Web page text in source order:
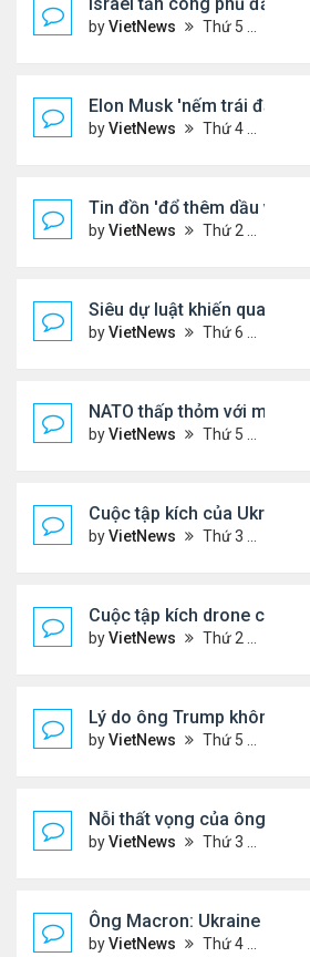
byVietNews Thứ 5 Tháng 6 12, 2025 5:28 pm
Elon Musk 'nếm trái đắng'
byVietNews Thứ 4 Tháng 6 11, 2025 5:53 pm
Tin đồn 'đổ thêm dầu vào
byVietNews Thứ 2 Tháng 6 09, 2025 5:54 pm
Siêu dự luật khiến quan hệ
byVietNews Thứ 6 Tháng 6 06, 2025 4:57 pm
NATO thấp thỏm với mối
byVietNews Thứ 5 Tháng 6 05, 2025 5:51 pm
Cuộc tập kích của Ukraine
byVietNews Thứ 3 Tháng 6 03, 2025 5:55 pm
Cuộc tập kích drone có
byVietNews Thứ 2 Tháng 6 02, 2025 5:41 pm
Lý do ông Trump không
byVietNews Thứ 5 Tháng 5 29, 2025 8:32 am
Nỗi thất vọng của ông
byVietNews Thứ 3 Tháng 5 27, 2025 6:13 pm
Ông Macron: Ukraine biết
byVietNews Thứ 4 Tháng 5 14, 2025 3:54 pm